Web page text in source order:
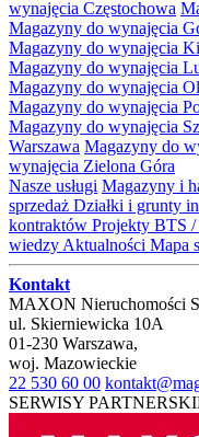
wynajęcia Częstochowa
Magazyny do wynajęcia
Magazyny do wynajęcia
Magazyny do wynajęcia
Magazyny do wynajęcia
Magazyny do wynajęcia
Magazyny do wynajęcia
Warszawa Magazyny do
wynajęcia Zielona Góra
Nasze usługi Magazyny i
sprzedaż Działki i grunty
kontraktów Projekty BTS
wiedzy Aktualności Mapa
Kontakt
MAXON Nieruchomości
ul. Skierniewicka 10A
01-230 Warszawa,
woj. Mazowieckie
22 530 60 00
SERWISY